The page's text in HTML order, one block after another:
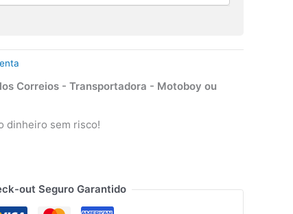
Correios - Transportadora - Motoboy ou
dinheiro sem risco!
out Seguro Garantido